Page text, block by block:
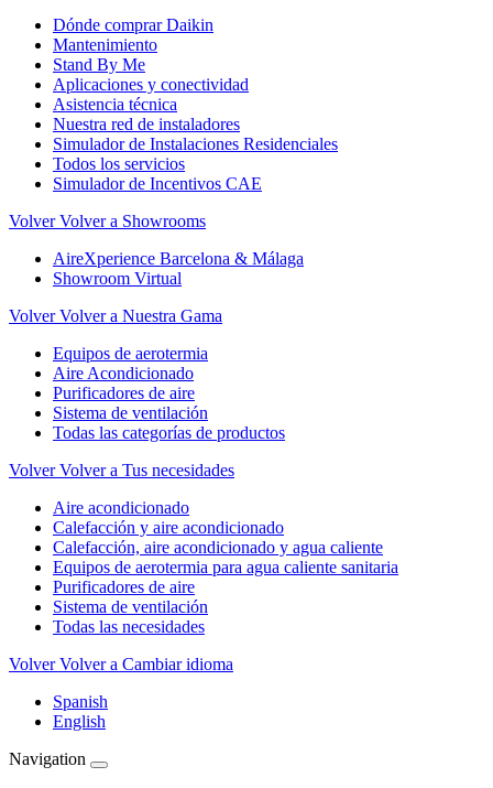
Dónde comprar Daikin
Mantenimiento
Stand By Me
Aplicaciones y conectividad
Asistencia técnica
Nuestra red de instaladores
Simulador de Instalaciones Residenciales
Todos los servicios
Simulador de Incentivos CAE
Volver Volver a Showrooms
AireXperience Barcelona & Málaga
Showroom Virtual
Volver Volver a Nuestra Gama
Equipos de aerotermia
Aire Acondicionado
Purificadores de aire
Sistema de ventilación
Todas las categorías de productos
Volver Volver a Tus necesidades
Aire acondicionado
Calefacción y aire acondicionado
Calefacción, aire acondicionado y agua caliente
Equipos de aerotermia para agua caliente sanitaria
Purificadores de aire
Sistema de ventilación
Todas las necesidades
Volver Volver a Cambiar idioma
Spanish
English
Navigation